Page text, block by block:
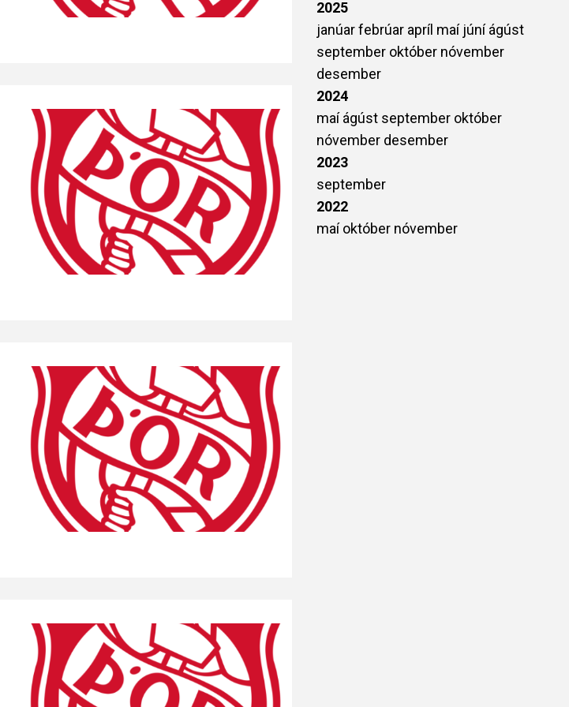
aðalstjórnar Þórs
2025
janúarfebrúar apríl maí júníágúst
september október nóvember
desember
2024
maíágúst september október
nóvember desember
2023
september
2022
maíoktóber nóvember